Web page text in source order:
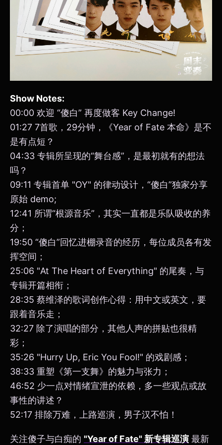
Show Notes:
00:00 欢迎 “傻白” 再度做客 Key Change!
01:27 7首歌，29分钟，《Year of Fate 本命》是不
是有点短？
04:33 专辑所呈现的“舞台感”，是最初就有的想法
吗？
09:11 专辑首单 "OY" 的律动设计，“傻白”独家分享
原始 demo;
12:41 所谓“根源音乐”，其实一直都是乐队吸收的养
分；
19:50 “傻白”回忆进棚录音的经历，每位成员各有发
挥空间；
25:06 "At The Heart of Everything" 的尾奏，与
专辑开篇相衔；
28:35 蔡维泽的歌词创作心得：用中文或英文，要
跟着音乐走；
32:27 除了演唱的部分，其他人声的拼贴也很精
彩；
35:26 "Hurry Up, Eric You Fool!" 的戏剧感；
38:33 重塑《第一支舞》的魅力与张力；
46:52 少一点对情绪宣泄的依赖，多一些观点或故
事性的讲述？
52:17 排除万难，上路巡演，男子汉不怕！
关注傻子与白痴的 "Year of Fate" 新专辑巡演 最新